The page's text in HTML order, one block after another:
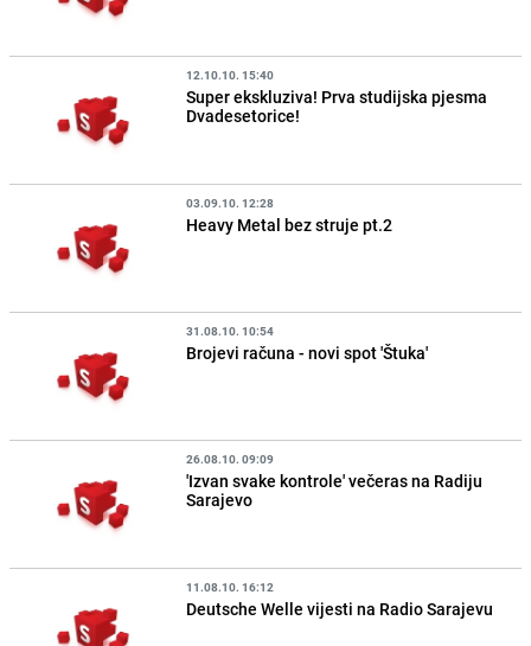
12.10.10. 15:40
Super ekskluziva! Prva studijska pjesma
Dvadesetorice!
03.09.10. 12:28
Heavy Metal bez struje pt.2
31.08.10. 10:54
Brojevi računa - novi spot 'Štuka'
26.08.10. 09:09
'Izvan svake kontrole' večeras na Radiju
Sarajevo
11.08.10. 16:12
Deutsche Welle vijesti na Radio Sarajevu